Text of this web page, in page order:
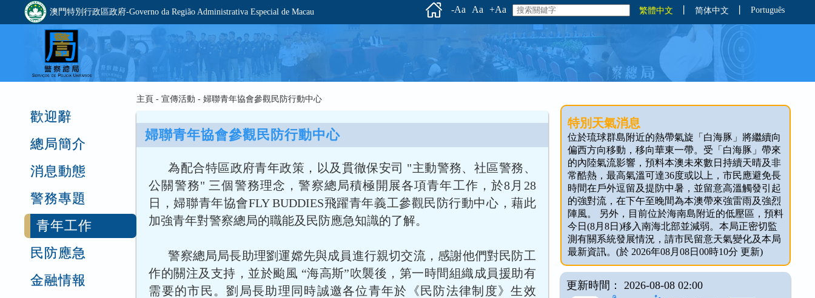
澳門特別行政區政府-Governo da Região Administrativa Especial de Macau -Aa Aa +Aa 繁體中文 简体中文 Português
歡迎辭
總局簡介
消息動態
警務專題
青年工作
民防應急
金融情報
主頁 - 宣傳活動 - 婦聯青年協會參觀民防行動中心
婦聯青年協會參觀民防行動中心
為配合特區政府青年政策，以及貫徹保安司 "主動警務、社區警務、
公關警務" 三個警務理念，警察總局積極開展各項青年工作，於8月28
日，婦聯青年協會FLY BUDDIES飛躍青年義工參觀民防行動中心，藉此
加強青年對警察總局的職能及民防應急知識的了解。
警察總局局長助理劉運嫦先與成員進行親切交流，感謝他們對民防工
作的關注及支持，並於颱風 “海高斯”吹襲後，第一時間組織成員援助有
需要的市民。劉局長助理同時誠邀各位青年於《民防法律制度》生效
特別天氣消息
位於琉球群島附近的熱帶氣旋「白海豚」將繼續向
偏西方向移動，移向華東一帶。受「白海豚」帶來
的內陸氣流影響，預料本澳未來數日持續天晴及非
常酷熱，最高氣溫可達36度或以上，市民應避免長
時間在戶外逗留及提防中暑，並留意高溫觸發引起
的強對流，在下午至晚間為本澳帶來強雷雨及強烈
陣風。 另外，目前位於海南島附近的低壓區，預料
今日(8月8日)移入南海北部並減弱。本局正密切監
測有關系統發展情況，請市民留意天氣變化及本局
最新資訊。(於 2026年08月08日00時10分 更新)
更新時間： 2026-08-08 02:00